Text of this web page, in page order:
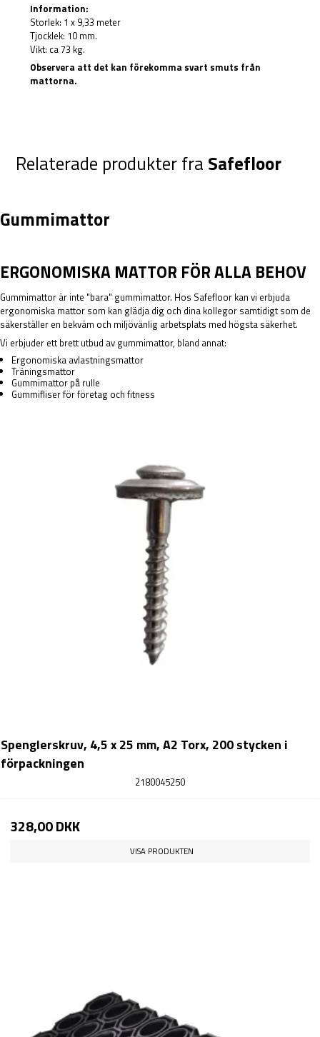
Information:
Storlek: 1 x 9,33 meter
Tjocklek: 10 mm.
Vikt: ca 73 kg.
Observera att det kan förekomma svart smuts från
mattorna.
Relaterade produkter fra Safefloor
Gummimattor
ERGONOMISKA MATTOR FÖR ALLA BEHOV
Gummimattor är inte "bara" gummimattor. Hos Safefloor kan vi erbjuda
ergonomiska mattor som kan glädja dig och dina kollegor samtidigt som de
säkerställer en bekväm och miljövänlig arbetsplats med högsta säkerhet.
Vi erbjuder ett brett utbud av gummimattor, bland annat:
Ergonomiska avlastningsmattor
Träningsmattor
Gummimattor på rulle
Gummifliser för företag och fitness
Spenglerskruv, 4,5 x 25 mm, A2 Torx, 200 stycken i
förpackningen
2180045250
328,00 DKK
VISA PRODUKTEN